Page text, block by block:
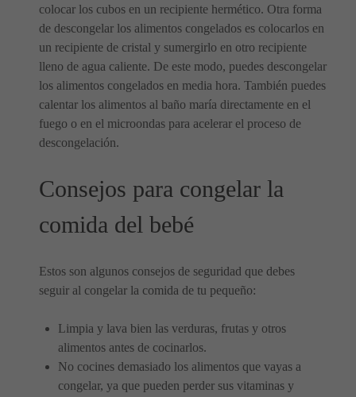
colocar los cubos en un recipiente hermético. Otra forma
de descongelar los alimentos congelados es colocarlos en
un recipiente de cristal y sumergirlo en otro recipiente
lleno de agua caliente. De este modo, puedes descongelar
los alimentos congelados en media hora. También puedes
calentar los alimentos al baño maría directamente en el
fuego o en el microondas para acelerar el proceso de
descongelación.
Consejos para congelar la
comida del bebé
Estos son algunos consejos de seguridad que debes
seguir al congelar la comida de tu pequeño:
Limpia y lava bien las verduras, frutas y otros
alimentos antes de cocinarlos.
No cocines demasiado los alimentos que vayas a
congelar, ya que pueden perder sus vitaminas y